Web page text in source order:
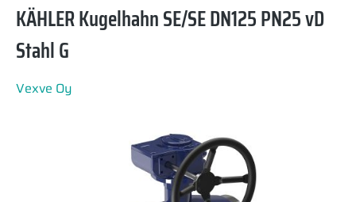
KÄHLER Kugelhahn SE/SE DN125 PN25 vD
Stahl G
Vexve Oy